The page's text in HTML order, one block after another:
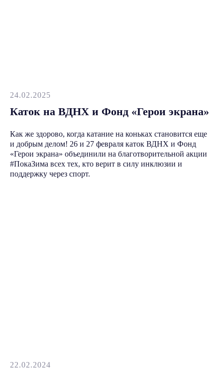
24.02.2025
Каток на ВДНХ и Фонд «Герои экрана»
Как же здорово, когда катание на коньках становится еще
и добрым делом! 26 и 27 февраля каток ВДНХ и Фонд
«Герои экрана» объединили на благотворительной акции
#ПокаЗима всех тех, кто верит в силу инклюзии и
поддержку через спорт.
22.02.2024